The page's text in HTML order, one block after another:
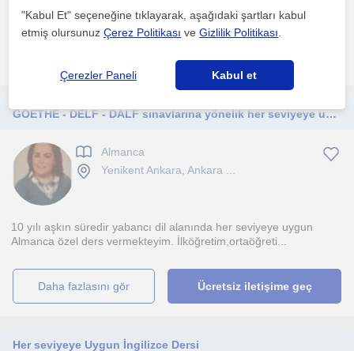
de bulunmaktadır. Öğrencinin evinde piyano olmak ...
GOETHE - DELF - DALF sınavlarına yönelik her seviyeye uygun Almanca Özel Ders
Almanca
Yenikent Ankara, Ankara ...
10 yılı aşkın süredir yabancı dil alanında her seviyeye uygun
Almanca özel ders vermekteyim. İlköğretim,ortaöğreti...
daha fazlasını gör Ücretsiz iletişime geç
Her seviyeye Uygun İngilizce Dersi
"Kabul Et" seçeneğine tıklayarak, aşağıdaki şartları kabul
etmiş olursunuzÇerez Politikası veGizlilik Politikası
Çerezler Paneli Kabul et